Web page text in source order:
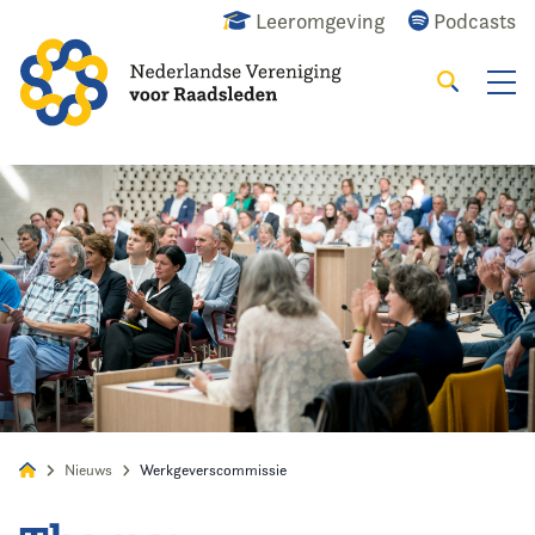
Leeromgeving Podcasts
Alles Nieuws Agenda Raadslid
Zoeken
Nieuws Werkgeverscommissie